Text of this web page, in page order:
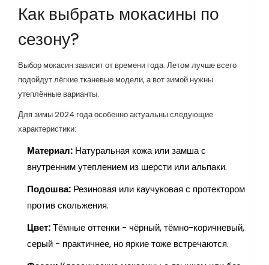
Как выбрать мокасины по
сезону?
Выбор мокасин зависит от времени года. Летом лучше всего
подойдут лёгкие тканевые модели, а вот зимой нужны
утеплённые варианты.
Для зимы 2024 года особенно актуальны следующие
характеристики:
Материал: Натуральная кожа или замша с
внутренним утеплением из шерсти или альпаки.
Подошва: Резиновая или каучуковая с протектором
против скольжения.
Цвет:Тёмные оттенки - чёрный, тёмно-коричневый,
серый - практичнее, но яркие тоже встречаются.